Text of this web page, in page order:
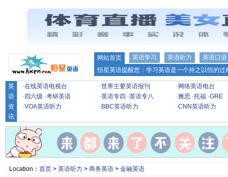
网站首页 英语学习 英语听力
英语口语
恒星英语提醒您：学习英语是一个持之以恒的
英
语
资
讯
·在线英语电视台 ·世界主要英语报刊 · 网络英语电台
· 四六级 ·考研英语 ·英语专四 ·英语专八 ·雅思 ·托福 ·GRE
·VOA英语听力 · BBC英语听力 ·CNN英语听力
Location： 首页> 英语听力 > 商务英语> 金融英语